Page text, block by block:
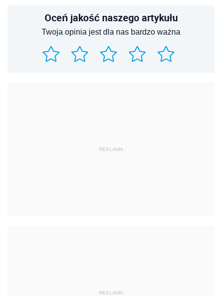
Oceń jakość naszego artykułu
Twoja opinia jest dla nas bardzo ważna
REKLAMA
REKLAMA